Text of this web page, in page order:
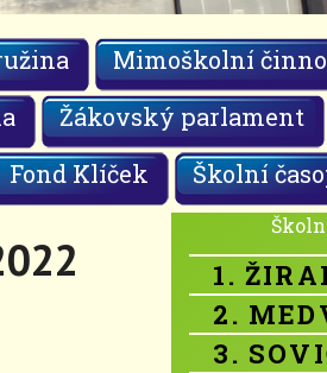
Mimoškolní
Žákovský parlament
Fond Klíček Školní
1.
2.
3.